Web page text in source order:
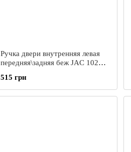
Ручка двери внутренняя левая
передняя\задняя беж JAC 1020,
515 грн